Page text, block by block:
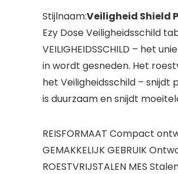
Stijlnaam:Veiligheid Shield
Ezy Dose Veiligheidsschild
VEILIGHEIDSSCHILD – het
in wordt gesneden. Het
het Veiligheidsschild –
is duurzaam en snijdt
REISFORMAAT Compact
GEMAKKELIJK GEBRUIK
ROESTVRIJSTALEN MES